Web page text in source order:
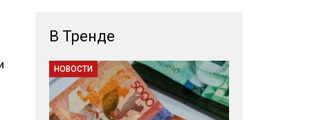
В Тренде
НОВОСТИ